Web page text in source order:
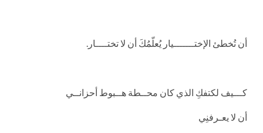
أن تُخطئ الإختـــــــيار يُعلّمُكَ أن لا تختــــار.
كـــيف لكتفكِ الذي كان محــطة هــبوط أحزانــي
أن لا يعـرفنِي